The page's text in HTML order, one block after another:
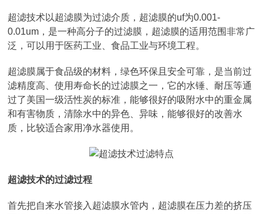
超滤技术以超滤膜为过滤介质，超滤膜的uf为0.001-
0.01um，是一种高分子的过滤膜，超滤膜的适用范围非常广
泛，可以用于医药工业、食品工业与环境工程。
超滤膜属于食品级的材料，绿色环保且安全可靠，是当前过
滤精度高、使用寿命长的过滤膜之一，它的水锤、耐压等通
过了美国一级活性炭的标准，能够很好的吸附水中的重金属
和有害物质，清除水中的异色、异味，能够很好的改善水
质，比较适合家用净水器使用。
超滤技术的过滤过程
首先把自来水管接入超滤膜水管内，超滤膜在压力差的挤压